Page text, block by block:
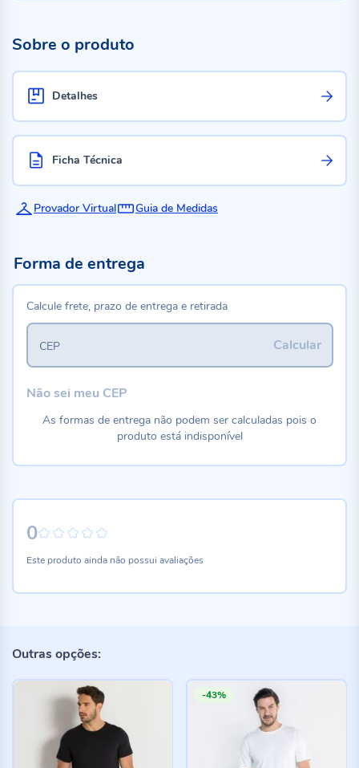
Sobre o produto
Detalhes
Ficha Técnica
Provador Virtual Guia de Medidas
0
Este produto ainda não possui avaliações
Forma de entrega
Calcule frete, prazo de entrega e retirada
Calcular
CEP
Não sei meu CEP
As formas de entrega não podem ser calculadas pois o
produto está indisponível
Outras opções:
-43%